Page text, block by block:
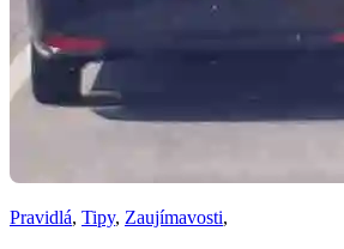
Pravidlá, Tipy, Zaujímavosti,